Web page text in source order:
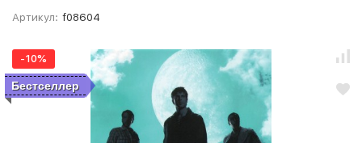
Артикул: f08604
-10%
Бестселлер